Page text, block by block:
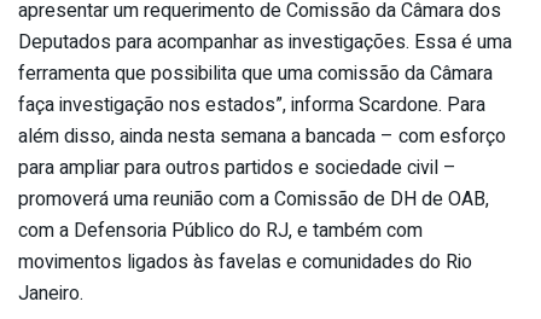
apresentar um requerimento de Comissão da Câmara dos
Deputados para acompanhar as investigações. Essa é uma
ferramenta que possibilita que uma comissão da Câmara
faça investigação nos estados”, informa Scardone. Para
além disso, ainda nesta semana a bancada – com esforço
para ampliar para outros partidos e sociedade civil –
promoverá uma reunião com a Comissão de DH de OAB,
com a Defensoria Público do RJ, e também com
movimentos ligados às favelas e comunidades do Rio
Janeiro.